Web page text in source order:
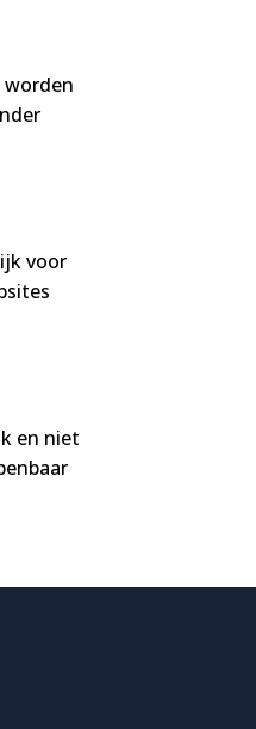
voor
en niet